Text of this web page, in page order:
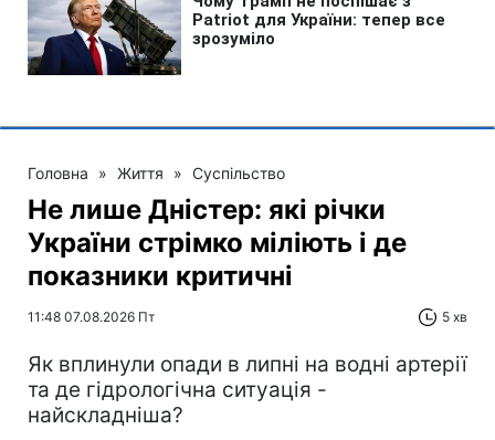
Головна » Життя » Суспільство
Не лише Дністер: які річки
України стрімко міліють і де
показники критичні
11:48 07.08.2026 Пт 5 хв
Як вплинули опади в липні на водні артерії
та де гідрологічна ситуація -
найскладніша?